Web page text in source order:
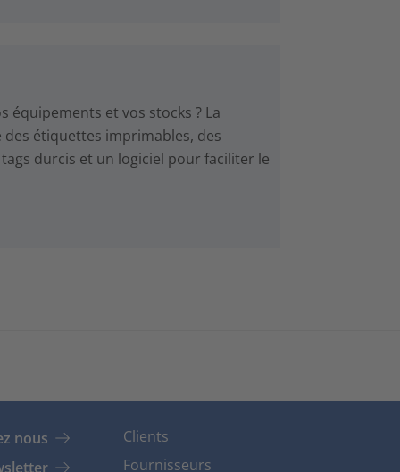
équipements et vos stocks ? La
étiquettes imprimables, des
durcis et un logiciel pour faciliter le
nous
Clients
Fournisseurs